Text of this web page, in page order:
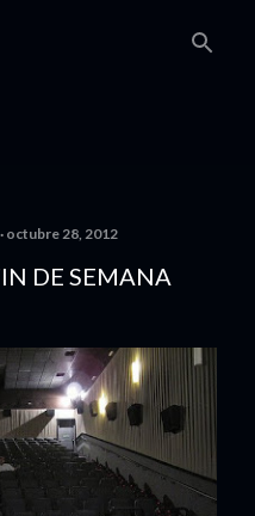
octubre 28, 2012
DE SEMANA